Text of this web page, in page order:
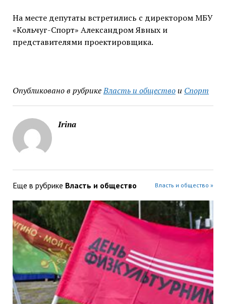
На месте депутаты встретились с директором МБУ
«Кольчуг-Спорт» Александром Явных и
представителями проектировщика.
Опубликовано в рубрикеВласть и обществои Спорт
Irina
Еще в рубрике Власть и общество Власть и общество »